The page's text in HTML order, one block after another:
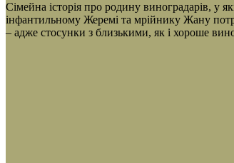
Сімейна історія про родину виноградарів, у
інфантильному Жеремі та мрійнику Жану
– адже стосунки з близькими, як і хороше